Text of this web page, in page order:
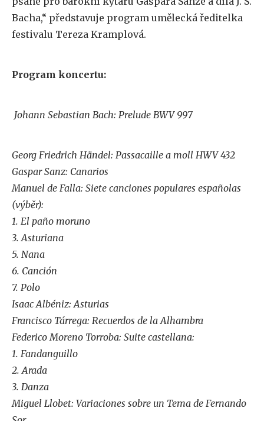
Bacha,“ představuje program umělecká ředitelka
festivalu Tereza Kramplová.
Program koncertu:
Johann Sebastian Bach: Prelude BWV 997
Georg Friedrich Händel: Passacaille a moll HWV 432
Gaspar Sanz: Canarios
Manuel de Falla: Siete canciones populares españolas
(výběr):
1. El paño moruno
3. Asturiana
5. Nana
6. Canción
7. Polo
Isaac Albéniz: Asturias
Francisco Tárrega: Recuerdos de la Alhambra
Federico Moreno Torroba: Suite castellana:
1. Fandanguillo
2. Arada
3. Danza
Miguel Llobet: Variaciones sobre un Tema de Fernando